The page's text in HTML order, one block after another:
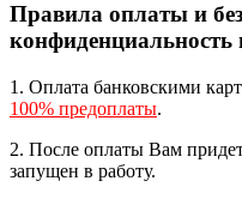
Правила оплаты и
1. Оплата банковскими
100% предоплаты.
2. После оплаты Вам
запущен в работу.